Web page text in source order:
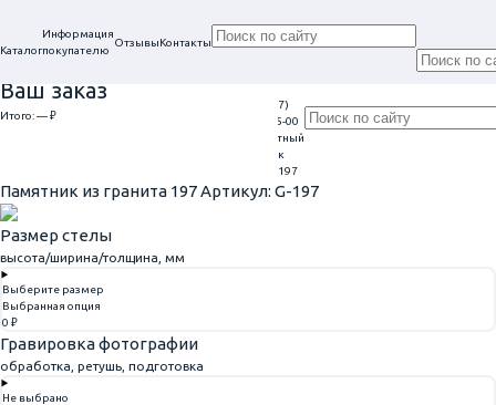
Каталог
Информация
покупателю
ОтзывыКонтакты
Ваш заказ
Итого:— ₽
Проконсультируем
+7 (917)
113-05-00
Обратный
звонок
Памятник из гранита 197
Памятник из гранита 197Артикул: G-197
Размер стелы
высота/ширина/толщина, мм
Выберите размер
Выбранная опция
0 ₽
Гравировка фотографии
обработка, ретушь, подготовка
Не выбрано